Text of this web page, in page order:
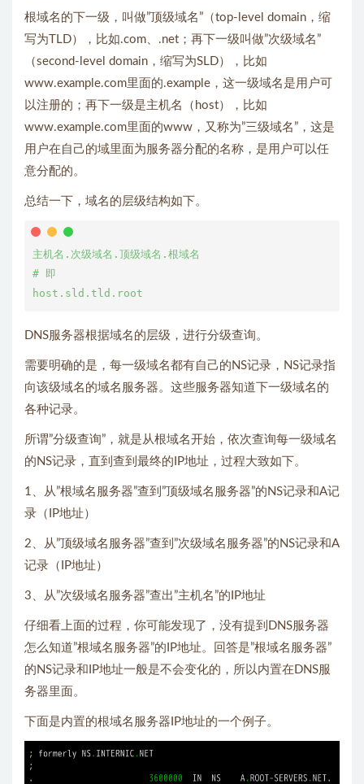
根域名的下一级，叫做”顶级域名”（top-level domain，缩
写为TLD），比如.com、.net；再下一级叫做”次级域名”
（second-level domain，缩写为SLD），比如
www.example.com里面的.example，这一级域名是用户可
以注册的；再下一级是主机名（host），比如
www.example.com里面的www，又称为”三级域名”，这是
用户在自己的域里面为服务器分配的名称，是用户可以任
意分配的。
总结一下，域名的层级结构如下。
主机名.次级域名.顶级域名.根域名
# 即
DNS服务器根据域名的层级，进行分级查询。
需要明确的是，每一级域名都有自己的NS记录，NS记录指
向该级域名的域名服务器。这些服务器知道下一级域名的
各种记录。
所谓”分级查询”，就是从根域名开始，依次查询每一级域名
的NS记录，直到查到最终的IP地址，过程大致如下。
1、从”根域名服务器”查到”顶级域名服务器”的NS记录和A记
录（IP地址）
2、从”顶级域名服务器”查到”次级域名服务器”的NS记录和A
记录（IP地址）
3、从”次级域名服务器”查出”主机名”的IP地址
仔细看上面的过程，你可能发现了，没有提到DNS服务器
怎么知道”根域名服务器”的IP地址。回答是”根域名服务器”
的NS记录和IP地址一般是不会变化的，所以内置在DNS服
务器里面。
下面是内置的根域名服务器IP地址的一个例子。